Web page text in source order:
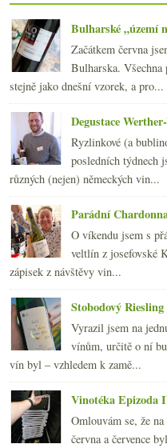
2014(254)
►2013(249)
►2012(254)
► 2011(252)
►2010(249)
►2009(249)
2008 (270)
►2007(108)
Bulharské „území
Začátkem června
Bulharska. Všechna
stejně jako dnešní vzorek, a pro...
Degustace
Ryzlinkové (a
posledních týdnech
různých (nejen) německých vin...
Parádní
O víkendu jsem s
veltlín z josefovské
zápisek z návštěvy vin...
Stobodový
Vyrazil jsem na
vínům, určitě o ní
vín byl – vzhledem k zamě...
Vinotéka Epizoda
Omlouvám se, že
června a července